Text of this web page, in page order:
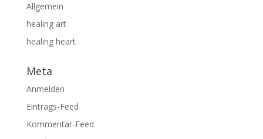
Allgemein
healing art
healing heart
Meta
Anmelden
Eintrags-Feed
Kommentar-Feed